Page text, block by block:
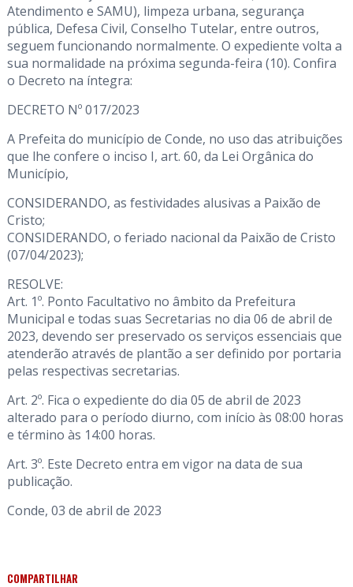
Atendimento e SAMU), limpeza urbana, segurança
pública, Defesa Civil, Conselho Tutelar, entre outros,
seguem funcionando normalmente. O expediente volta a
sua normalidade na próxima segunda-feira (10). Confira
o Decreto na íntegra:
DECRETO Nº 017/2023
A Prefeita do município de Conde, no uso das atribuições
que lhe confere o inciso I, art. 60, da Lei Orgânica do
Município,
CONSIDERANDO, as festividades alusivas a Paixão de
Cristo;
CONSIDERANDO, o feriado nacional da Paixão de Cristo
(07/04/2023);
RESOLVE:
Art. 1º. Ponto Facultativo no âmbito da Prefeitura
Municipal e todas suas Secretarias no dia 06 de abril de
2023, devendo ser preservado os serviços essenciais que
atenderão através de plantão a ser definido por portaria
pelas respectivas secretarias.
Art. 2º. Fica o expediente do dia 05 de abril de 2023
alterado para o período diurno, com início às 08:00 horas
e término às 14:00 horas.
Art. 3º. Este Decreto entra em vigor na data de sua
publicação.
Conde, 03 de abril de 2023
COMPARTILHAR